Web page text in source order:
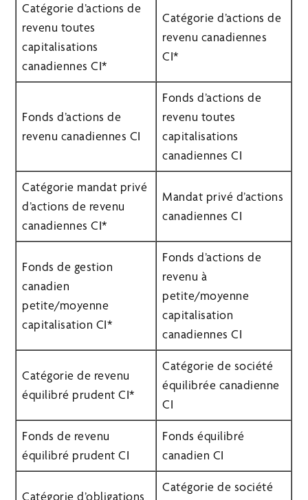
Catégorie d’actions de
revenu toutes
capitalisations
canadiennes CI*
Catégorie d’actions de
revenu canadiennes
CI*
Fonds d’actions de
revenu canadiennes CI
Fonds d’actions de
revenu toutes
capitalisations
canadiennes CI
Catégorie mandat privé
d’actions de revenu
canadiennes CI*
Mandat privé d’actions
canadiennes CI
Fonds de gestion
canadien
petite/moyenne
capitalisation CI*
Fonds d’actions de
revenu à
petite/moyenne
capitalisation
canadiennes CI
Catégorie de revenu
équilibré prudent CI*
Catégorie de société
équilibrée canadienne
CI
Fonds de revenu
équilibré prudent CI
Fonds équilibré
canadien CI
Catégorie d’obligations
Catégorie de société